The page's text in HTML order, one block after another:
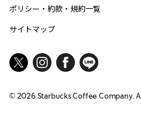
ポリシー・約款・規約一覧
サイトマップ
© 2026Starbucks Coffee Company.